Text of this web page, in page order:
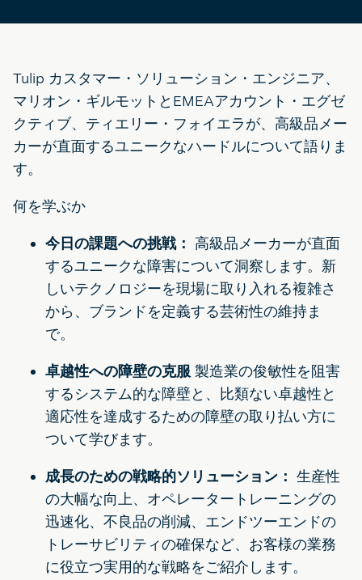
Tulip カスタマー・ソリューション・エンジニア、
マリオン・ギルモットとEMEAアカウント・エグゼ
クティブ、ティエリー・フォイエラが、高級品メー
カーが直面するユニークなハードルについて語りま
す。
何を学ぶか
今日の課題への挑戦： 高級品メーカーが直面
するユニークな障害について洞察します。新
しいテクノロジーを現場に取り入れる複雑さ
から、ブランドを定義する芸術性の維持ま
で。
卓越性への障壁の克服 製造業の俊敏性を阻害
するシステム的な障壁と、比類ない卓越性と
適応性を達成するための障壁の取り払い方に
ついて学びます。
成長のための戦略的ソリューション： 生産性
の大幅な向上、オペレータートレーニングの
迅速化、不良品の削減、エンドツーエンドの
トレーサビリティの確保など、お客様の業務
に役立つ実用的な戦略をご紹介します。